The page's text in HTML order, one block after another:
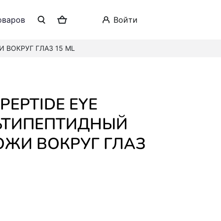
войти
ВОКРУГ ГЛАЗ 15 ML
ВОКРУГ ГЛАЗ